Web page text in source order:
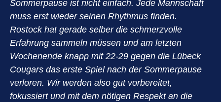
Sommerpause ist nicht einfach. Jede Mannschaft
muss erst wieder seinen Rhythmus finden.
Rostock hat gerade selber die schmerzvolle
Erfahrung sammeln müssen und am letzten
Wochenende knapp mit 22-29 gegen die Lübeck
Cougars das erste Spiel nach der Sommerpause
verloren. Wir werden also gut vorbereitet,
fokussiert und mit dem nötigen Respekt an die